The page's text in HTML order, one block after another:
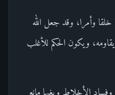
خلقا وأمرا، وقد جعل الله
ويكون الحكم للأغلب
وفساد الأخلاط وبغيها مانع